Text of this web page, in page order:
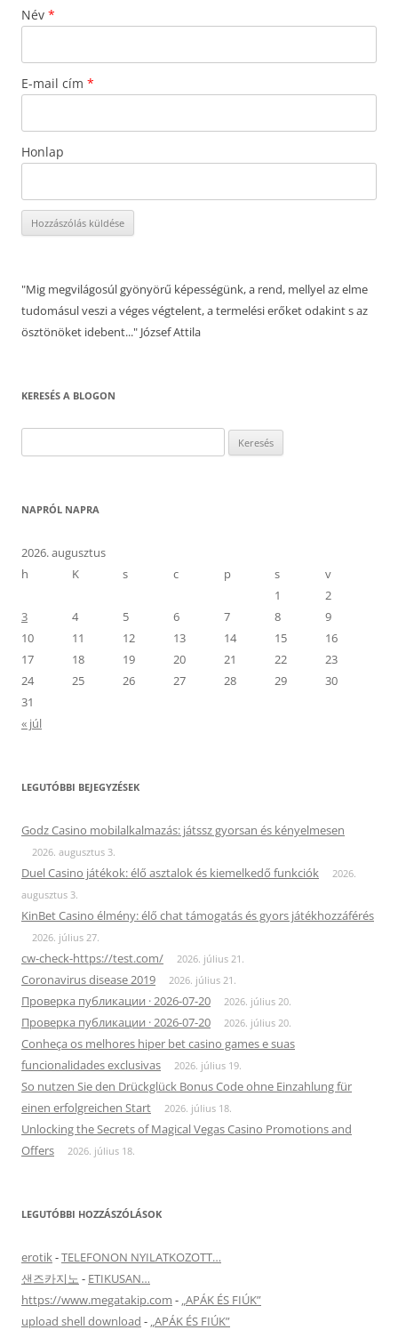
Név *
E-mail cím *
Honlap
"Mig megvilágosúl gyönyörű képességünk, a rend, mellyel az elme
tudomásul veszi a véges végtelent, a termelési erőket odakint s az
ösztönöket idebent..." József Attila
KERESÉS A BLOGON
NAPRÓL NAPRA
2026. augusztus
h
K s c p s
v
1
2
3
4 5 6 7 8
9
10
11 12 13 14 15
16
17
18 19 20 21 22
23
24
25 26 27 28 29
30
31
« júl
LEGUTÓBBI BEJEGYZÉSEK
Godz Casino mobilalkalmazás: játssz gyorsan és kényelmesen
2026. augusztus 3.
Duel Casino játékok: élő asztalok és kiemelkedő funkciók
2026.
augusztus 3.
KinBet Casino élmény: élő chat támogatás és gyors játékhozzáférés
2026. július 27.
cw-check-https://test.com/ 2026. július 21.
Coronavirus disease 2019 2026. július 21.
Проверка публикации · 2026-07-20 2026. július 20.
Проверка публикации · 2026-07-20 2026. július 20.
Conheça os melhores hiper bet casino games e suas
funcionalidades exclusivas
2026. július 19.
So nutzen Sie den Drückglück Bonus Code ohne Einzahlung für
einen erfolgreichen Start
2026. július 18.
Unlocking the Secrets of Magical Vegas Casino Promotions and
Offers
2026. július 18.
LEGUTÓBBI HOZZÁSZÓLÁSOK
erotik-TELEFONON NYILATKOZOTT…
샌즈카지노 - ETIKUSAN…
https://www.megatakip.com - „APÁK ÉS FIÚK”
upload shell download - „APÁK ÉS FIÚK”